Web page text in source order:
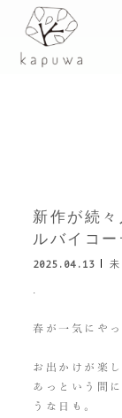
新作が続
ルバイコー
2025.04.13
.
春が一気にや
お出かけが楽
あっという間
うな日も。